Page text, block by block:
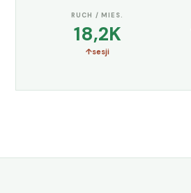
RUCH / MIES.
18,2K
sesji